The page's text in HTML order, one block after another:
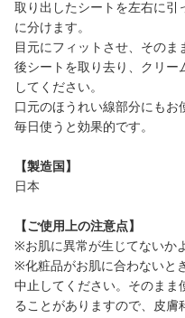
取り出したシートを左右に引
に分けます。
目元にフィットさせ、その
後シートを取り去り、クリー
してください。
口元のほうれい線部分にもお
毎日使うと効果的です。
【製造国】
日本
【ご使用上の注意点】
※お肌に異常が生じてないか
※化粧品がお肌に合わないと
中止してください。そのまま
ることがありますので、皮膚